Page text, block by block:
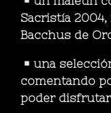
Sacristía
Bacchus de
una
comentando
poder